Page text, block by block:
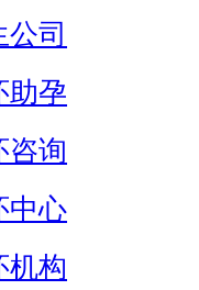
司
助孕
咨询
中心
机构